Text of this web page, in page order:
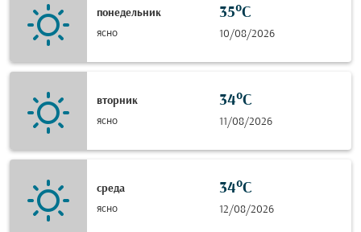
понедельник
ясно
35°C
10/08/2026
вторник
ясно
34°C
11/08/2026
среда
ясно
34°C
12/08/2026